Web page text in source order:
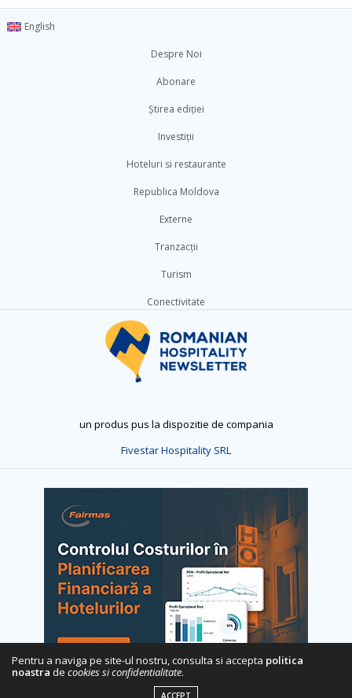
English
Despre Noi
Abonare
Știrea ediției
Investiții
Hoteluri si restaurante
Republica Moldova
Externe
Tranzacții
Turism
Conectivitate
un produs pus la dispozitie de compania
Fivestar Hospitality SRL
Pentru a naviga pe site-ul nostru, consulta si accepta politica
noastra de cookies si confidentialitate.
ACCEPT